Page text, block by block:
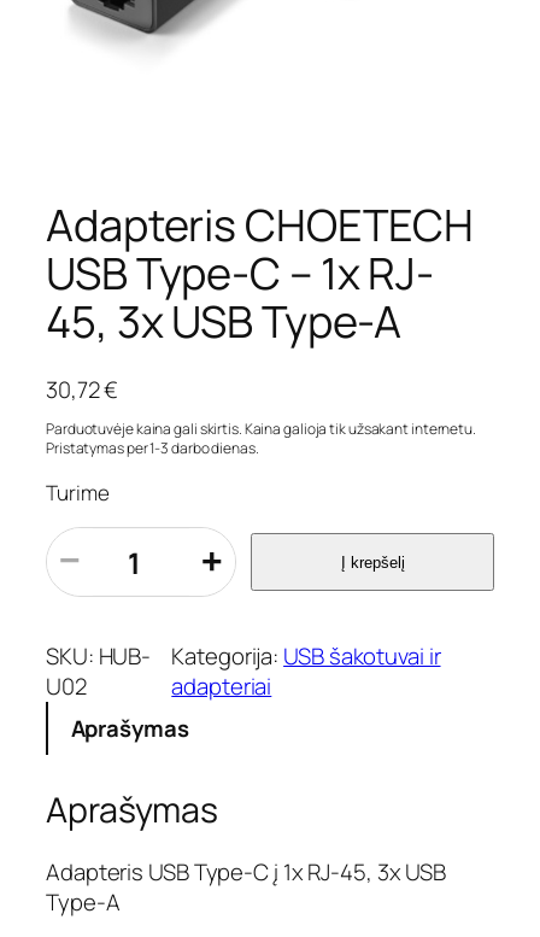
Adapteris CHOETECH
USB Type-C – 1x RJ-
45, 3x USB Type-A
30,72€
Parduotuvėje kaina gali skirtis. Kaina galioja tik užsakant internetu.
Pristatymas per 1-3 darbo dienas.
Turime
p
r
o
u
k
t
k
e
s
− + Į krepšelį
SKU: HUB-
U02
Kategorija: USB šakotuvai ir
adapteriai
Aprašymas
Aprašymas
Adapteris USB Type-C į 1x RJ-45, 3x USB
Type-A